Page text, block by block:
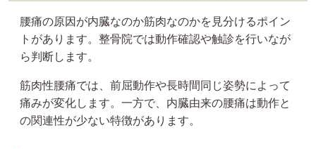
腰痛の原因が内臓なのか筋肉なのかを見分けるポイン
トがあります。整骨院では動作確認や触診を行いなが
ら判断します。
筋肉性腰痛では、前屈動作や長時間同じ姿勢によって
痛みが変化します。一方で、内臓由来の腰痛は動作と
の関連性が少ない特徴があります。